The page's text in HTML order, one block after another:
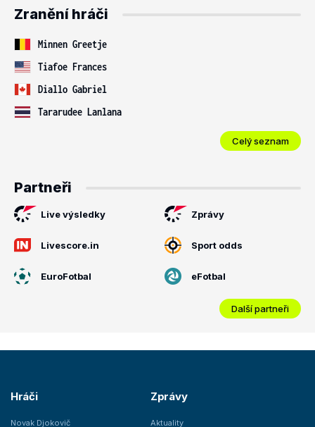
Zranění hráči
Minnen Greetje
Tiafoe Frances
Diallo Gabriel
Tararudee Lanlana
Celý seznam
Partneři
Live výsledky Zprávy
Livescore.in Sport odds
EuroFotbal eFotbal
Další partneři
Hráči
Novak Djokovič
Zprávy
Aktuality